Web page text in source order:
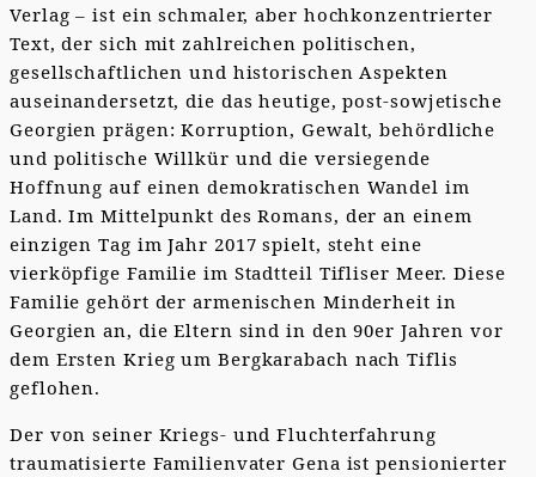
Verlag – ist ein schmaler, aber hochkonzentrierter
Text, der sich mit zahlreichen politischen,
gesellschaftlichen und historischen Aspekten
auseinandersetzt, die das heutige, post-sowjetische
Georgien prägen: Korruption, Gewalt, behördliche
und politische Willkür und die versiegende
Hoffnung auf einen demokratischen Wandel im
Land. Im Mittelpunkt des Romans, der an einem
einzigen Tag im Jahr 2017 spielt, steht eine
vierköpfige Familie im Stadtteil Tifliser Meer. Diese
Familie gehört der armenischen Minderheit in
Georgien an, die Eltern sind in den 90er Jahren vor
dem Ersten Krieg um Bergkarabach nach Tiflis
geflohen.
Der von seiner Kriegs- und Fluchterfahrung
traumatisierte Familienvater Gena ist pensionierter